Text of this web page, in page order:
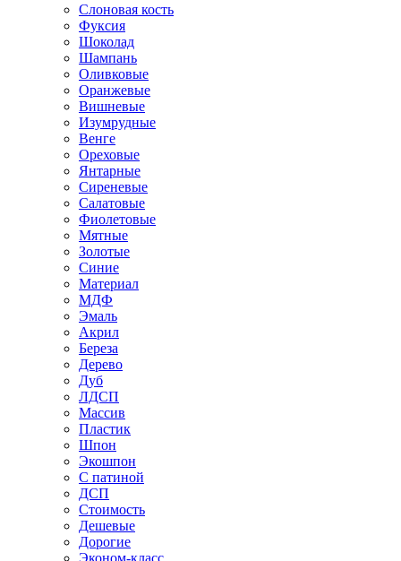
Слоновая кость
Фуксия
Шоколад
Шампань
Оливковые
Оранжевые
Вишневые
Изумрудные
Венге
Ореховые
Янтарные
Сиреневые
Салатовые
Фиолетовые
Мятные
Золотые
Синие
Материал
МДФ
Эмаль
Акрил
Береза
Дерево
Дуб
ЛДСП
Массив
Пластик
Шпон
Экошпон
С патиной
ДСП
Стоимость
Дешевые
Дорогие
Эконом-класс